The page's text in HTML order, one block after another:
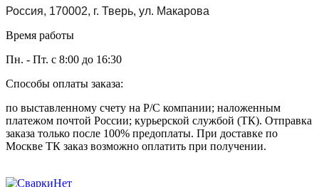
Россия, 170002, г. Тверь, ул. Макарова
Время работы
Пн. - Пт. с 8:00 до 16:30
Способы оплаты заказа:
по выставленному счету на Р/С компании; наложенным
платежом почтой России; курьерской службой (ТК). Отправка
заказа только после 100% предоплаты. При доставке по
Москве ТК заказ возможно оплатить при получении.